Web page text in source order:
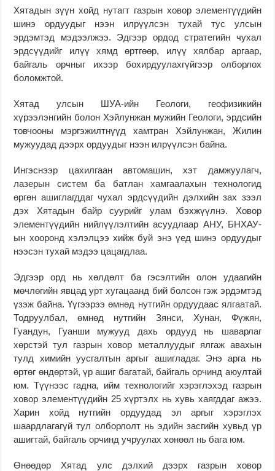
Хятадын зүүн хойд нутагт газрын ховор элементүүдийн
шинэ ордуудыг нээн илрүүлсэн тухай тус улсын
эрдэмтэд мэдээлжээ. Эдгээр ордод стратегийн чухал
эрдсүүдийг илүү хямд өртгөөр, илүү хялбар аргаар,
байгаль орчныг ихээр бохирдуулахгүйгээр олборлох
боломжтой.
Хятад улсын ШУА-ийн Геологи, геофизикийн
хүрээлэнгийн болон Хэйлунжан мужийн Геологи, эрдсийн
товчооны мэргэжилтнүүд хамтран Хэйлунжан, Жилин
мужуудад дээрх ордуудыг нээн илрүүлсэн байна.
Ингэснээр цахилгаан автомашин, хэт дамжуулагч,
лазерын систем ба батлан хамгаалахын технологид
өргөн ашиглагддаг чухал эрдсүүдийн дэлхийн зах зээл
дэх Хятадын байр суурийг улам бэхжүүлнэ. Ховор
элементүүдийн нийлүүлэлтийн асуудлаар АНУ, БНХАУ-
ын хооронд хэлэлцээ хийж буй энэ үед шинэ ордуудыг
нээсэн тухай мэдээ цацагдлаа.
Эдгээр орд нь хөлдөлт ба гэсэлтийн олон удаагийн
мөчлөгийн явцад урт хугацаанд бий болсон гэж эрдэмтэд
үзэж байна. Үүгээрээ өмнөд нутгийн ордуудаас ялгаатай.
Тодруулбал, өмнөд нутгийн Зянси, Хунан, Фүжян,
Гуандун, Гуанши мужууд дахь ордууд нь шаварлаг
хөрстэй тул газрын ховор металлуудыг ялгаж авахын
тулд химийн уусгалтын аргыг ашигладаг. Энэ арга нь
өртөг өндөртэй, үр ашиг багатай, байгаль орчинд аюултай
юм. Түүнээс гадна, ийм технологийг хэрэглэхэд газрын
ховор элементүүдийн 25 хүртэлх нь хувь хаягддаг ажээ.
Харин хойд нутгийн ордуудад эл аргыг хэрэглэх
шаардлагагүй тул олборлолт нь эдийн засгийн хувьд үр
ашигтай, байгаль орчинд учруулах хөнөөл нь бага юм.
Өнөөдөр Хятад улс дэлхий дээрх газрын ховор